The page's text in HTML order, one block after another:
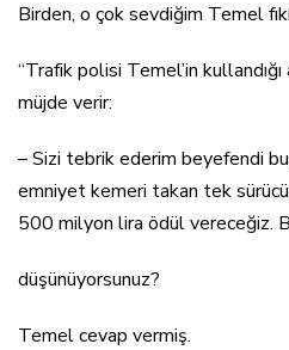
Birden, o çok sevdiğim Temel
“Trafik polisi Temel’in
müjde verir:
– Sizi tebrik ederim beyefendi
emniyet kemeri takan tek
500 milyon lira ödül vereceğiz.
düşünüyorsunuz?
Temel cevap vermiş.